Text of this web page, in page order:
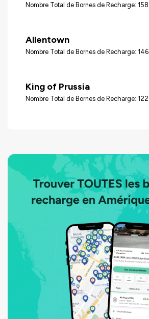
Nombre Total de Bornes de Recharge: 158
Allentown
Nombre Total de Bornes de Recharge: 146
King of Prussia
Nombre Total de Bornes de Recharge: 122